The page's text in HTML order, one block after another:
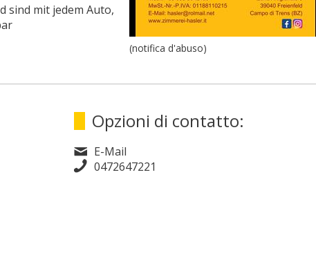
sind mit jedem Auto,
(notifica d'abuso)
Opzioni di contatto:
E-Mail
0472647221